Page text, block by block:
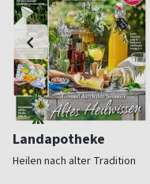
Landapotheke
Heilen nach alter Tradition